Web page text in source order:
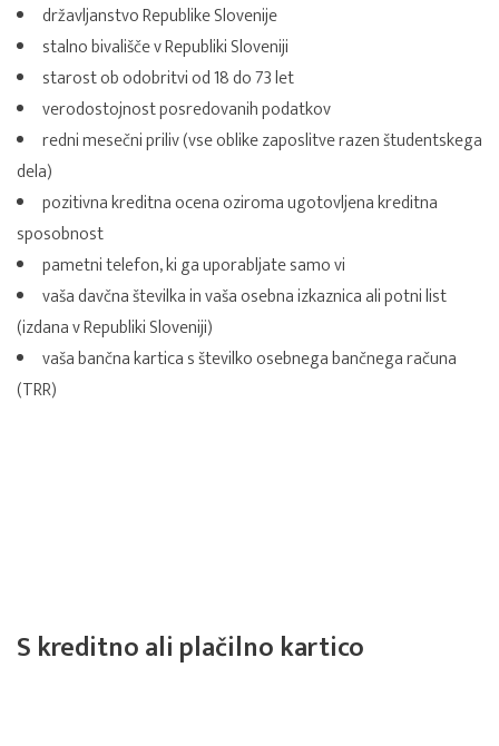
državljanstvo Republike Slovenije
stalno bivališče v Republiki Sloveniji
starost ob odobritvi od 18 do 73 let
verodostojnost posredovanih podatkov
redni mesečni priliv (vse oblike zaposlitve razen študentskega
dela)
pozitivna kreditna ocena oziroma ugotovljena kreditna
sposobnost
pametni telefon, ki ga uporabljate samo vi
vaša davčna številka in vaša osebna izkaznica ali potni list
(izdana v Republiki Sloveniji)
vaša bančna kartica s številko osebnega bančnega računa
(TRR)
S kreditno ali plačilno kartico